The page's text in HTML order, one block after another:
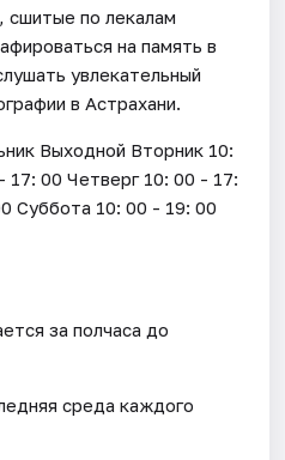
сшитые по лекалам
на память в
увлекательный
в Астрахани.
Выходной Вторник 10:
00 Четверг 10: 00 - 17:
Суббота 10: 00 - 19: 00
за полчаса до
среда каждого